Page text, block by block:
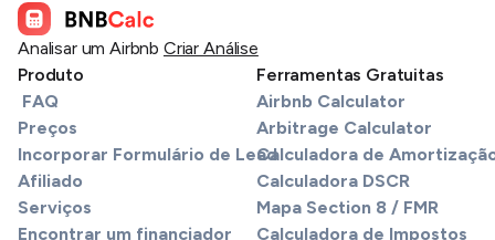
Analisar um Airbnb Criar Análise
Produto
FAQ
Preços
Incorporar Formulário de Lead
Afiliado
Serviços
Encontrar um financiador
Ferramentas Gratuitas
Airbnb Calculator
Arbitrage Calculator
Calculadora de
Calculadora DSCR
Mapa Section 8 / FMR
Calculadora de Impostos